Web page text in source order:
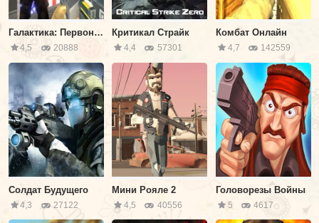
Галактика: Первоначальный
4,5 20888
Критикал Страйк
4,4 57301
Комбат Онлайн
4,7 142559
Солдат Будущего
4,3 27122
Мини Рояле 2
4,5 40556
Головорезы Войны
5 4617